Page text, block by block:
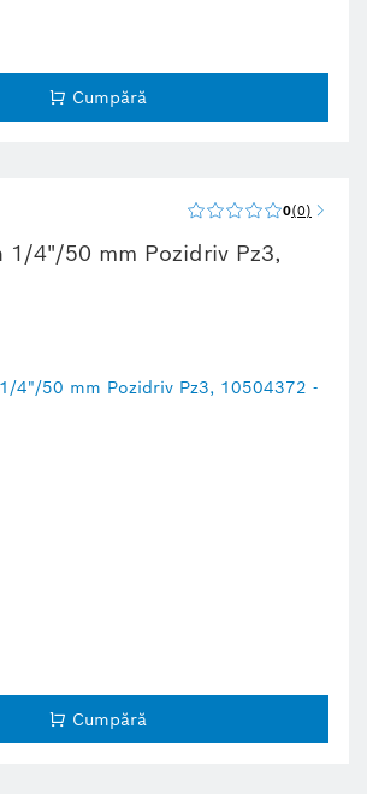
Cumpără
0 0
4"/50 mm Pozidriv Pz3,
Cumpără